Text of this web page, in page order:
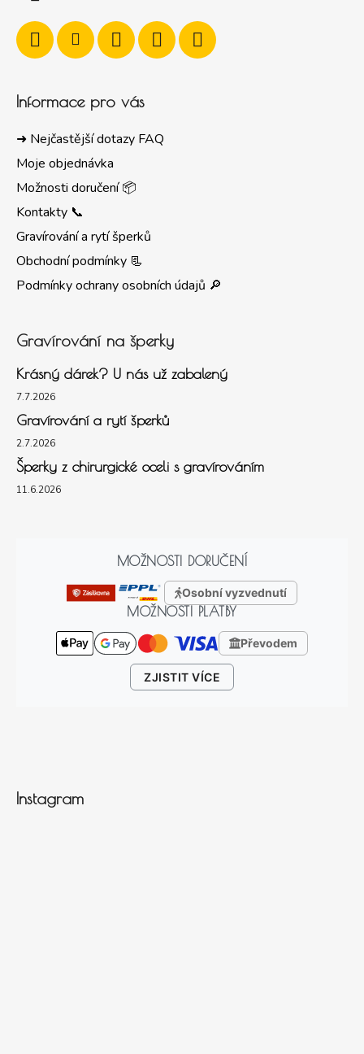
Informace pro vás
➜ Nejčastější dotazy FAQ
Moje objednávka
Možnosti doručení 📦
Kontakty 📞
Gravírování a rytí šperků
Obchodní podmínky 📃
Podmínky ochrany osobních údajů 🔎
Gravírování na šperky
Krásný dárek? U nás už zabalený
7.7.2026
Gravírování a rytí šperků
2.7.2026
Šperky z chirurgické oceli s gravírováním
11.6.2026
MOŽNOSTI DORUČENÍ
Osobní vyzvednutí
MOŽNOSTI PLATBY
Převodem
ZJISTIT VÍCE
Instagram